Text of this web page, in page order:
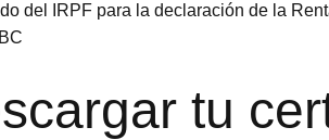
del IRPF para la declaración de la
tu